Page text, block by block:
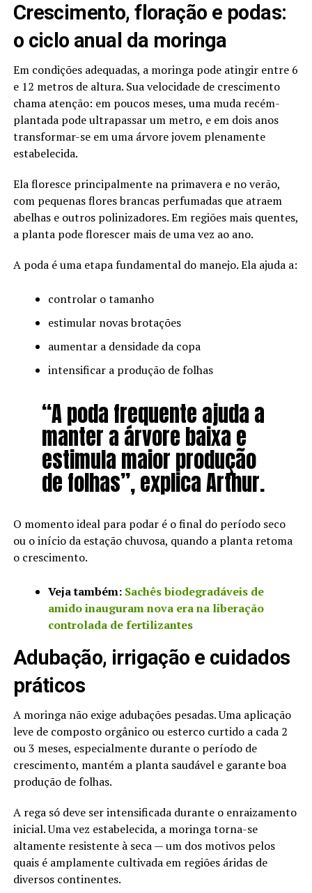
Crescimento, floração e podas:
o ciclo anual da moringa
Em condições adequadas, a moringa pode atingir entre 6
e 12 metros de altura. Sua velocidade de crescimento
chama atenção: em poucos meses, uma muda recém-
plantada pode ultrapassar um metro, e em dois anos
transformar-se em uma árvore jovem plenamente
estabelecida.
Ela floresce principalmente na primavera e no verão,
com pequenas flores brancas perfumadas que atraem
abelhas e outros polinizadores. Em regiões mais quentes,
a planta pode florescer mais de uma vez ao ano.
A poda é uma etapa fundamental do manejo. Ela ajuda a:
controlar o tamanho
estimular novas brotações
aumentar a densidade da copa
intensificar a produção de folhas
“A poda frequente ajuda a
manter a árvore baixa e
estimula maior produção
de folhas”, explica Arthur.
O momento ideal para podar é o final do período seco
ou o início da estação chuvosa, quando a planta retoma
o crescimento.
Veja também: Sachês biodegradáveis de
amido inauguram nova era na liberação
controlada de fertilizantes
Adubação, irrigação e cuidados
práticos
A moringa não exige adubações pesadas. Uma aplicação
leve de composto orgânico ou esterco curtido a cada 2
ou 3 meses, especialmente durante o período de
crescimento, mantém a planta saudável e garante boa
produção de folhas.
A rega só deve ser intensificada durante o enraizamento
inicial. Uma vez estabelecida, a moringa torna-se
altamente resistente à seca — um dos motivos pelos
quais é amplamente cultivada em regiões áridas de
diversos continentes.